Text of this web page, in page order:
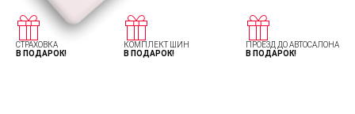
СТРАХОВКА
В ПОДАРОК!
КОМПЛЕКТ ШИН
В ПОДАРОК!
ПРОЕЗД ДО АВТОСАЛОНА
В ПОДАРОК!